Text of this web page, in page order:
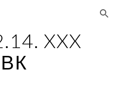
Skip to navigation
XXX